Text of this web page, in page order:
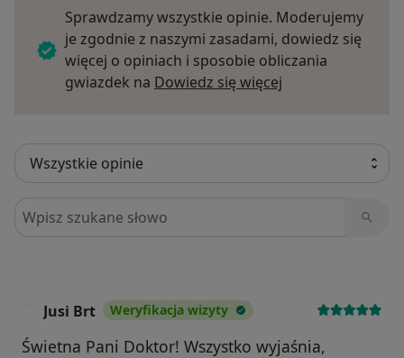
Sprawdzamy wszystkie opinie. Moderujemy
je zgodnie z naszymi zasadami, dowiedz się
więcej o opiniach i sposobie obliczania
gwiazdek na Dowiedz się więcej
Szukaj w opiniach
Jusi Brt Weryfikacja wizyty
Świetna Pani Doktor! Wszystko wyjaśnia,